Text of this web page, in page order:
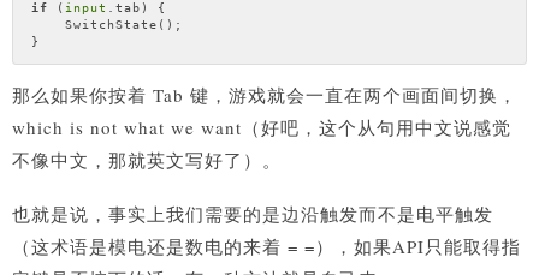
if ( input
.tab) {
    SwitchState();
那么如果你按着 Tab 键，游戏就会一直在两个画面间切换，
which is not what we want（好吧，这个从句用中文说感觉
不像中文，那就英文写好了）。
也就是说，事实上我们需要的是边沿触发而不是电平触发
（这术语是模电还是数电的来着 = =），如果API只能取得指